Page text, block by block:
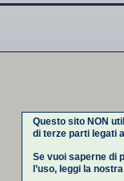
Questo sito NON
di terze parti legati
Se vuoi saperne di
l’uso,leggi la